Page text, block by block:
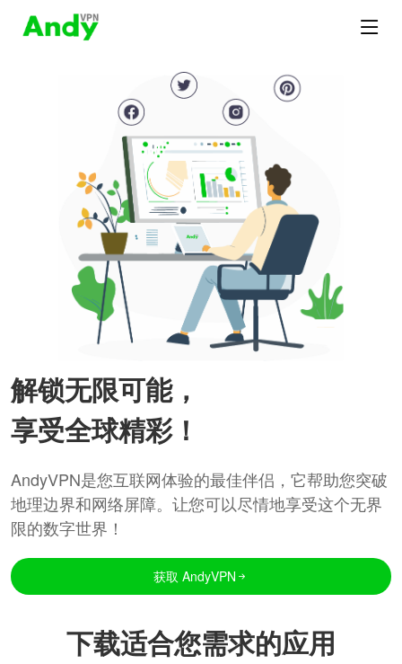
解锁无限可能，
享受全球精彩！
AndyVPN是您互联网体验的最佳伴侣，它帮助您突破
地理边界和网络屏障。让您可以尽情地享受这个无界
限的数字世界！
获取 AndyVPN
下载适合您需求的应用